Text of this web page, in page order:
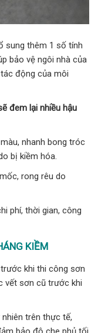
sung thêm 1 số tính
bảo vệ ngôi nhà của
động của môi
đem lại nhiều hậu
nhanh bong tróc
bị kiềm hóa.
rong rêu do
phí, thời gian, công
KIỀM
khi thi công sơn
vết sơn cũ trước khi
trên thực tế,